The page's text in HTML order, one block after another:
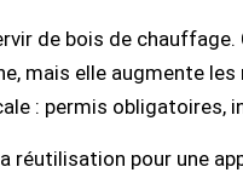
de bois de
mais elle augmente
: permis obligatoires,
réutilisation pour une